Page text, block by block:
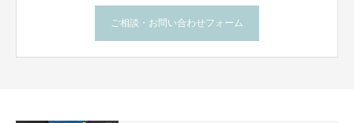
ご相談・お問い合わせフォーム